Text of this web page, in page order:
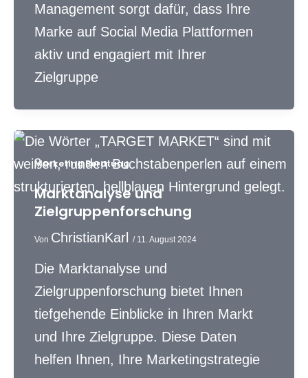
Management sorgt dafür, dass Ihre
Marke auf Social Media Plattformen
aktiv und engagiert mit Ihrer
Zielgruppe
Marketing Beratung
Marktanalyse und
Zielgruppenforschung
Von ChristianKarl / 11. August 2024
Die Marktanalyse und
Zielgruppenforschung bietet Ihnen
tiefgehende Einblicke in Ihren Markt
und Ihre Zielgruppe. Diese Daten
helfen Ihnen, Ihre Marketingstrategie